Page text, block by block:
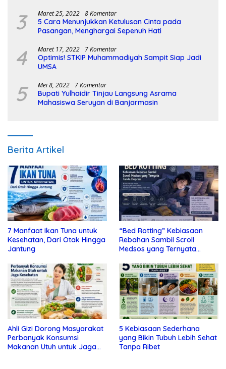
3 Maret 25, 2022 8 Komentar
5 Cara Menunjukkan Ketulusan Cinta pada
Pasangan, Menghargai Sepenuh Hati
4 Maret 17, 2022 7 Komentar
Optimis! STKIP Muhammadiyah Sampit Siap Jadi
UMSA
5 Mei 8, 2022 7 Komentar
Bupati Yulhaidir Tinjau Langsung Asrama
Mahasiswa Seruyan di Banjarmasin
Berita Artikel
7 Manfaat Ikan Tuna untuk
Kesehatan, Dari Otak Hingga
Jantung
“Bed Rotting” Kebiasaan
Rebahan Sambil Scroll
Medsos yang Ternyata
Ahli Gizi Dorong Masyarakat
Perbanyak Konsumsi
Makanan Utuh untuk Jaga
5 Kebiasaan Sederhana
yang Bikin Tubuh Lebih Sehat
Tanpa Ribet